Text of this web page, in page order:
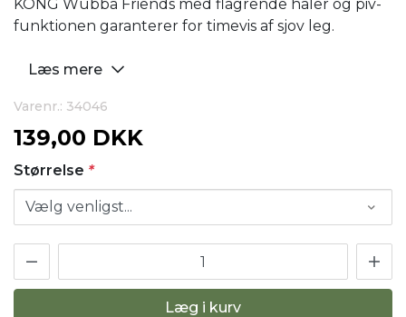
KONG Wubba Friends med flagrende haler og piv-
funktionen garanterer for timevis af sjov leg.
Læs mere
Varenr.: 34046
139,00 DKK
Størrelse *
Læg i kurv